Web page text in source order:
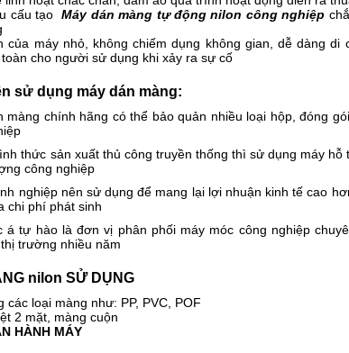
cấu tạoMáy dán màng tự động nilon công nghiệp
của máy nhỏ, không chiếm dụng không gian, dễ dàng di
cho người sử dụng khi xảy ra sự cố
sử dụng máy dán màng:
màng chính hãng có thể bảo quản nhiều loại hộp, đóng
thức sản xuất thủ công truyền thống thì sử dụng máy
công nghiệp
nghiệp nên sử dụng để mang lại lợi nhuận kinh tế cao
chi phí phát sinh
á tự hào là đơn vị phân phối máy móc công nghiệp
trường nhiều năm
nilon SỬ DỤNG
các loại màng như: PP, PVC, POF
2 mặt, màng cuộn
HÀNH MÁY